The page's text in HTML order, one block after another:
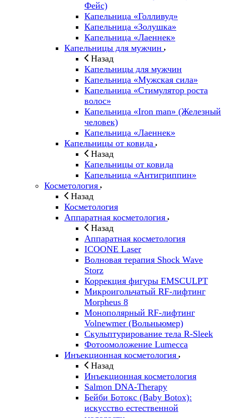
Фейс)
Капельница «Голливуд»
Капельница «Золушка»
Капельница «Лаеннек»
Капельницы для мужчин
Назад
Капельницы для мужчин
Капельница «Мужская сила»
Капельница «Стимулятор роста
волос»
Капельница «Iron man» (Железный
человек)
Капельница «Лаеннек»
Капельницы от ковида
Назад
Капельницы от ковида
Капельница «Антигриппин»
Косметология
Назад
Косметология
Аппаратная косметология
Назад
Аппаратная косметология
ICOONE Laser
Волновая терапия Shock Wave
Storz
Коррекция фигуры EMSCULPT
Микроигольчатый RF-лифтинг
Morpheus 8
Монополярный RF-лифтинг
Volnewmer (Вольньюмер)
Скульптурирование тела R-Sleek
Фотоомоложение Lumecca
Инъекционная косметология
Назад
Инъекционная косметология
Salmon DNA-Therapy
Бейби Ботокс (Baby Botox):
искусство естественной